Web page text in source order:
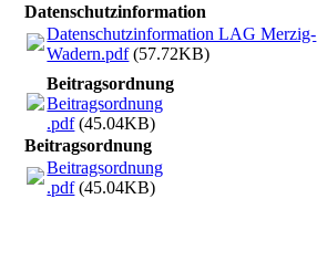
Datenschutzinformation
Datenschutzinformation LAG Merzig-
Wadern.pdf(57.72KB)
Beitragsordnung
Beitragsordnung
.pdf(45.04KB)
Beitragsordnung
Beitragsordnung
.pdf(45.04KB)